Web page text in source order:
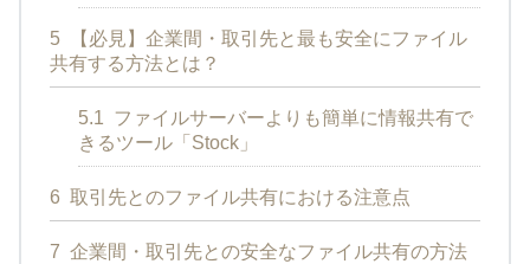
5
【必見】企業間・取引先と最も安全にファイル
共有する方法とは？
5.1 ファイルサーバーよりも簡単に情報共有で
きるツール「Stock」
6 取引先とのファイル共有における注意点
7 企業間・取引先との安全なファイル共有の方法